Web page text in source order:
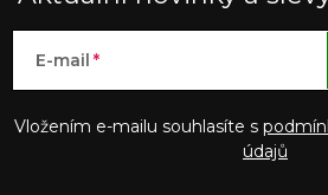
E-mail
Vložením e-mailu souhlasíte s
údajů